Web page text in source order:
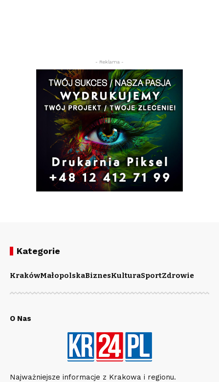
- Reklama -
Kategorie
KrakówMałopolskaBiznesKulturaSportZdrowie
O Nas
Najważniejsze informacje z Krakowa i regionu.